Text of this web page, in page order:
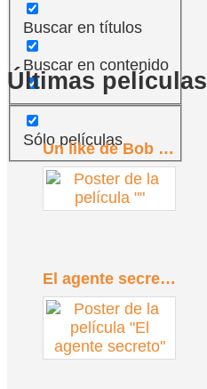
Buscar en títulos
Buscar en contenido
Sólo películas
Últimas películas
Un like de Bob Trevino (2024)
El agente secreto (2025)